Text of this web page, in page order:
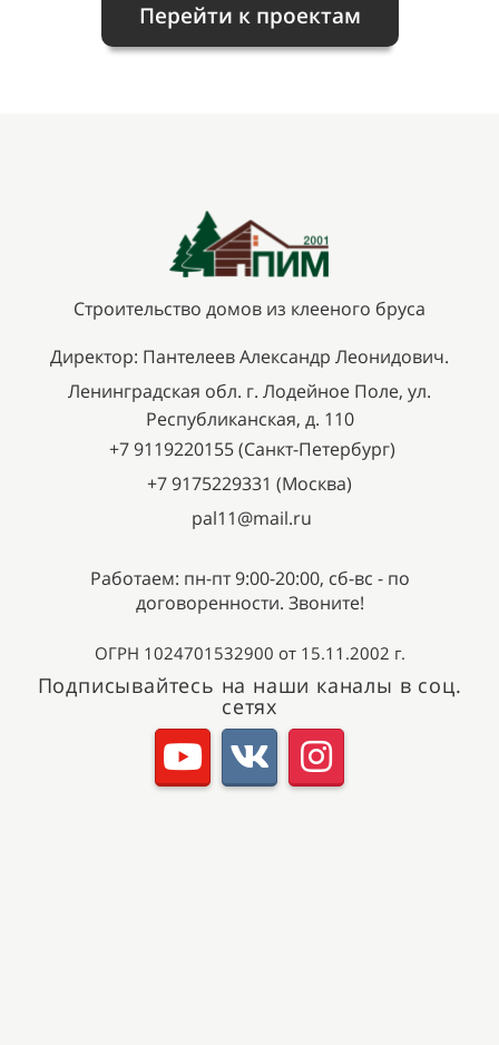
Перейти к проектам
Строительство домов из клееного бруса
Директор: Пантелеев Александр Леонидович.
Ленинградская обл. г. Лодейное Поле, ул.
Республиканская, д. 110
+7 9119220155 (Санкт-Петербург)
+7 9175229331 (Москва)
pal11@mail.ru
Работаем: пн-пт 9:00-20:00, сб-вс - по
договоренности. Звоните!
ОГРН 1024701532900 от 15.11.2002 г.
Подписывайтесь на наши каналы в соц.
сетях